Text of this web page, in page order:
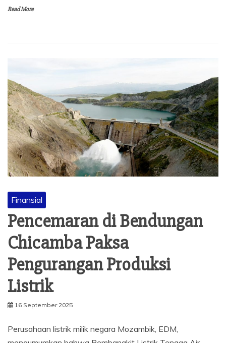
Read More
Finansial
Pencemaran di Bendungan
Chicamba Paksa
Pengurangan Produksi
Listrik
16 September 2025
Perusahaan listrik milik negara Mozambik, EDM,